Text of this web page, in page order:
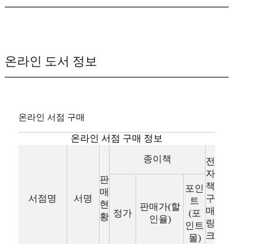
온라인 도서 정보
온라인 서점 구매
온라인 서점 구매 정보
서점명 서명
판
매
현
황
종이책
전
자
책
구
매
링
크
정가
판매가(할
인율)
포인
트
(포
인트
몰)